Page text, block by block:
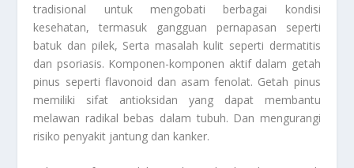
tradisional untuk mengobati berbagai kondisi
kesehatan, termasuk gangguan pernapasan seperti
batuk dan pilek, Serta masalah kulit seperti dermatitis
dan psoriasis. Komponen-komponen aktif dalam getah
pinus seperti flavonoid dan asam fenolat. Getah pinus
memiliki sifat antioksidan yang dapat membantu
melawan radikal bebas dalam tubuh. Dan mengurangi
risiko penyakit jantung dan kanker.